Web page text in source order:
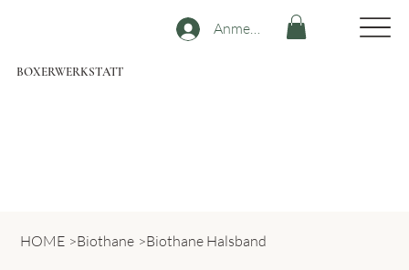
BOXERWERKSTATT
Anmelden
HOME >Biothane >Biothane Halsband